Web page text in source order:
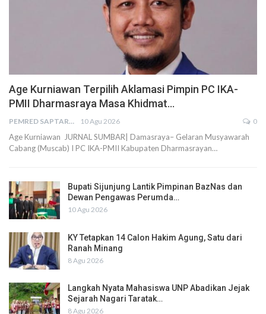
Age Kurniawan Terpilih Aklamasi Pimpin PC IKA-
PMII Dharmasraya Masa Khidmat…
PEMRED SAPTARIUS 10 Agu 2026 0
Age Kurniawan JURNAL SUMBAR| Damasraya– Gelaran Musyawarah
Cabang (Muscab) I PC IKA-PMII Kabupaten Dharmasrayan…
Bupati Sijunjung Lantik Pimpinan BazNas dan
Dewan Pengawas Perumda…
10 Agu 2026
KY Tetapkan 14 Calon Hakim Agung, Satu dari
Ranah Minang
8 Agu 2026
Langkah Nyata Mahasiswa UNP Abadikan Jejak
Sejarah Nagari Taratak…
8 Agu 2026